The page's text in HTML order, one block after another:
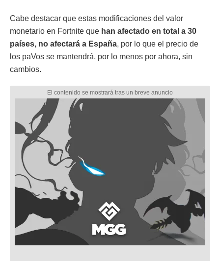
Cabe destacar que estas modificaciones del valor
monetario en Fortnite que han afectado en total a 30
países, no afectará a España, por lo que el precio de
los paVos se mantendrá, por lo menos por ahora, sin
cambios.